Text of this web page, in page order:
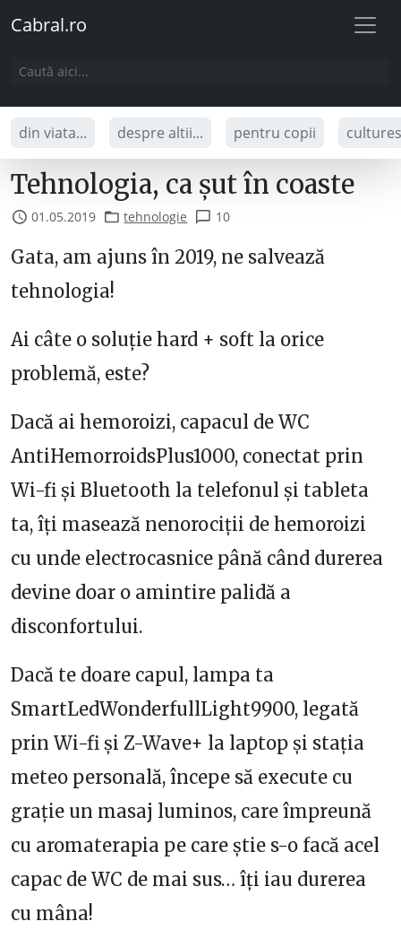
Cabral.ro
din viata... despre altii... pentru copii
Tehnologia, ca șut în coaste
01.05.2019 tehnologie 10
Gata, am ajuns în 2019, ne salvează
tehnologia!
Ai câte o soluție hard + soft la orice
problemă, este?
Dacă ai hemoroizi, capacul de WC
AntiHemorroidsPlus1000, conectat prin
Wi-fi și Bluetooth la telefonul și tableta
ta, îți masează nenorociții de hemoroizi
cu unde electrocasnice până când durerea
devine doar o amintire palidă a
disconfortului.
Dacă te doare capul, lampa ta
SmartLedWonderfullLight9900, legată
prin Wi-fi și Z-Wave+ la laptop și stația
meteo personală, începe să execute cu
grație un masaj luminos, care împreună
cu aromaterapia pe care știe s-o facă acel
capac de WC de mai sus… îți iau durerea
cu mâna!